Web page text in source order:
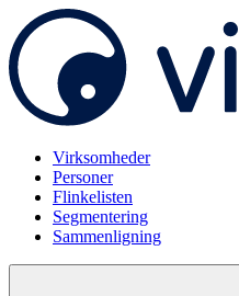
Virksomheder
Personer
Flinkelisten
Segmentering
Sammenligning